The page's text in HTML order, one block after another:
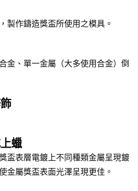
製作鑄造獎盃所使用之模具。
金、單一金屬（大多使用合金）倒
蠟
盃表層電鍍上不同種類金屬呈現鍍
金屬獎盃表面光澤呈現更佳。